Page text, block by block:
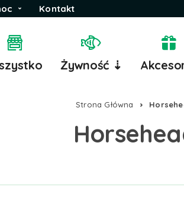
Kontakt
Żywność ⇣
Strona Główna